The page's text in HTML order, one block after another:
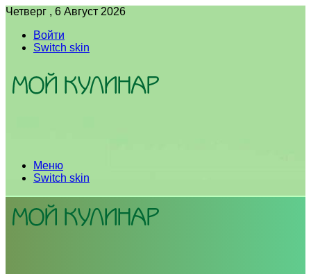
Четверг , 6 Август 2026
Войти
Switch skin
Меню
Switch skin